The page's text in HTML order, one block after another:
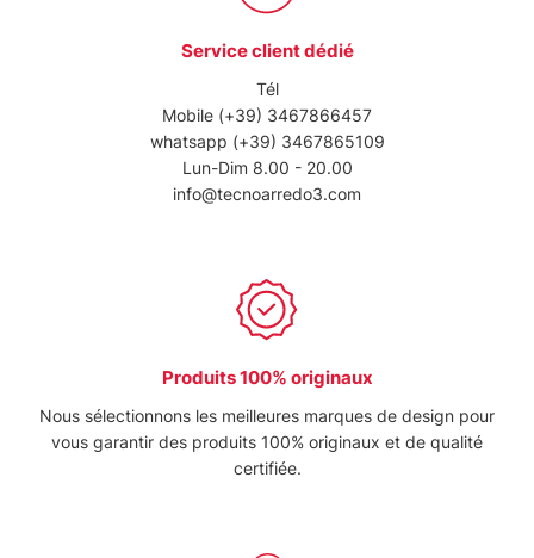
Service client dédié
Tél
Mobile (+39) 3467866457
whatsapp (+39) 3467865109
Lun-Dim 8.00 - 20.00
info@tecnoarredo3.com
Produits 100% originaux
Nous sélectionnons les meilleures marques de design pour
vous garantir des produits 100% originaux et de qualité
certifiée.